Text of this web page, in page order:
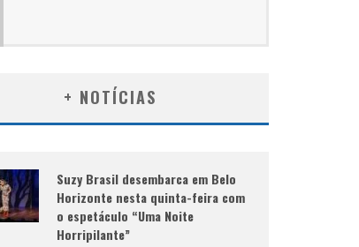
+ NOTÍCIAS
Suzy Brasil desembarca em Belo
Horizonte nesta quinta-feira com
o espetáculo “Uma Noite
Horripilante”